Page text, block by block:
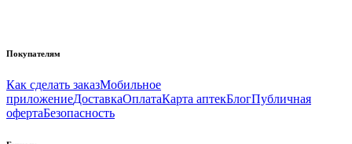
Покупателям
Как сделать заказМобильное
приложениеДоставкаОплатаКарта аптекБлогПубличная
офертаБезопасность